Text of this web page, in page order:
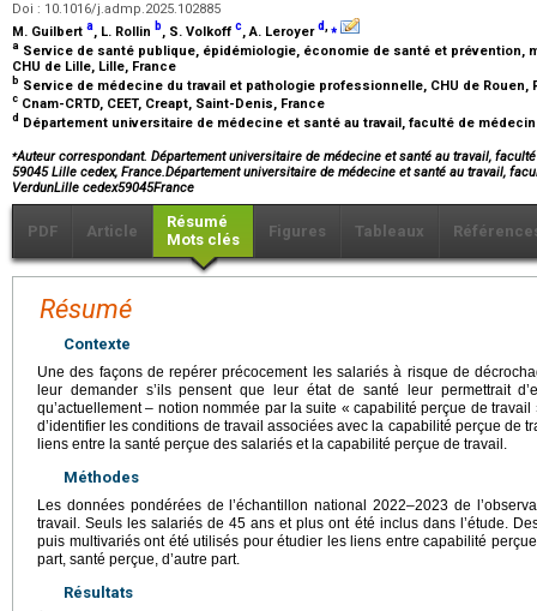
Doi : 10.1016/j.admp.2025.102885
M. Guilbert a, L. Rollin b, S. Volkoff c, A. Leroyerd,⁎
a Service de santé publique, épidémiologie, économie de santé et prévention,
CHU de Lille, Lille, France
b Service de médecine du travail et pathologie professionnelle, CHU de Rouen,
c Cnam-CRTD, CEET, Creapt, Saint-Denis, France
d Département universitaire de médecine et santé au travail, faculté de
⁎Auteur correspondant. Département universitaire de médecine et santé au travail,
59045 Lille cedex, France.Département universitaire de médecine et santé au travail,
VerdunLille cedex59045France
PDF Article
Résumé
Mots clés
Figures Tableaux
Résumé
Contexte
Une des façons de repérer précocement les salariés à risque de
leur demander s’ils pensent que leur état de santé leur permettrait
qu’actuellement – notion nommée par la suite « capabilité perçue de travail
d’identifier les conditions de travail associées avec la capabilité perçue de
liens entre la santé perçue des salariés et la capabilité perçue de travail.
Méthodes
Les données pondérées de l’échantillon national 2022–2023 de
travail. Seuls les salariés de 45 ans et plus ont été inclus dans l’étude.
puis multivariés ont été utilisés pour étudier les liens entre capabilité
part, santé perçue, d’autre part.
Résultats